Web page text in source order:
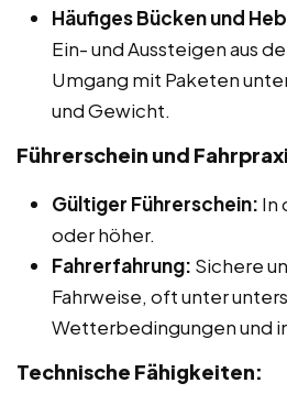
Häufiges Bücken und
Ein- und Aussteigen aus
Umgang mit Paketen
und Gewicht.
Führerschein und
Gültiger Führerschein: In
oder höher.
Fahrerfahrung: Sichere
Fahrweise, oft unter
Wetterbedingungen und
Technische Fähigkeiten: